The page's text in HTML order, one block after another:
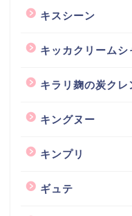
キスシーン
キッカクリームシ
キラリ麹の炭クレ
キングヌー
キンプリ
ギュテ